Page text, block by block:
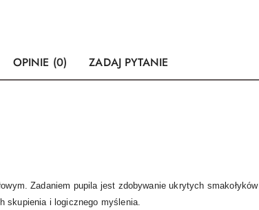
OPINIE (0) ZADAJ PYTANIE
Zadaniem pupila jest zdobywanie ukrytych smakołyków
skupienia i logicznego myślenia.